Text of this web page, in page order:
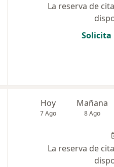
La reserva de
Solicita
Hoy
7 Ago
Mañana
8 Ago
La reserva de